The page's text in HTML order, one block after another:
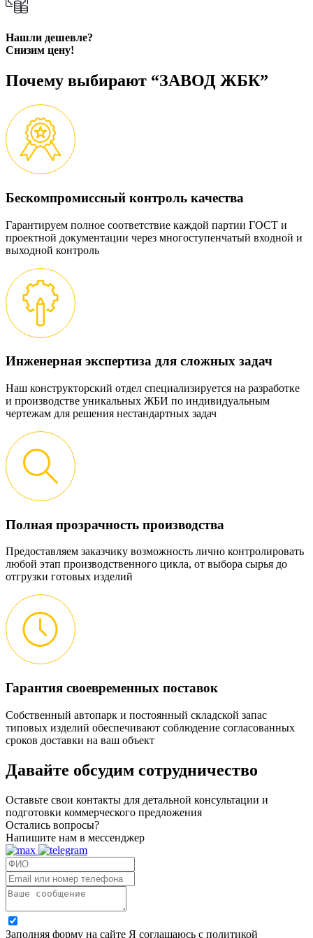
Нашли дешевле?
Снизим цену!
Почему выбирают “ЗАВОД ЖБК”
Бескомпромиссный контроль качества
Гарантируем полное соответствие каждой партии ГОСТ и
проектной документации через многоступенчатый входной и
выходной контроль
Инженерная экспертиза для сложных задач
Наш конструкторский отдел специализируется на разработке
и производстве уникальных ЖБИ по индивидуальным
чертежам для решения нестандартных задач
Полная прозрачность производства
Предоставляем заказчику возможность лично контролировать
любой этап производственного цикла, от выбора сырья до
отгрузки готовых изделий
Гарантия своевременных поставок
Собственный автопарк и постоянный складской запас
типовых изделий обеспечивают соблюдение согласованных
сроков доставки на ваш объект
Давайте обсудим сотрудничество
Оставьте свои контакты для детальной консультации и
подготовки коммерческого предложения
Остались вопросы?
Напишите нам в мессенджер
Заполняя форму на сайте Я соглашаюсь с политикой